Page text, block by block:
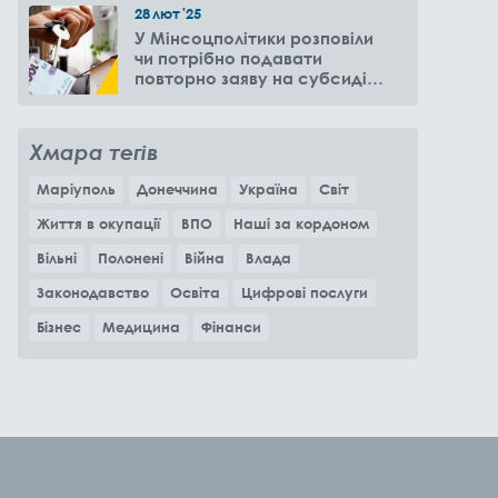
28лют'25
У Мінсоцполітики розповіли
чи потрібно подавати
повторно заяву на субсидію
Хмара тегів
Маріуполь Донеччина Україна
Світ
Життя в окупації
ВПО
Наші за кордоном
Вільні
Полонені Війна
Влада
Законодавство
Освіта
Цифрові послуги
Бізнес
Медицина Фінанси